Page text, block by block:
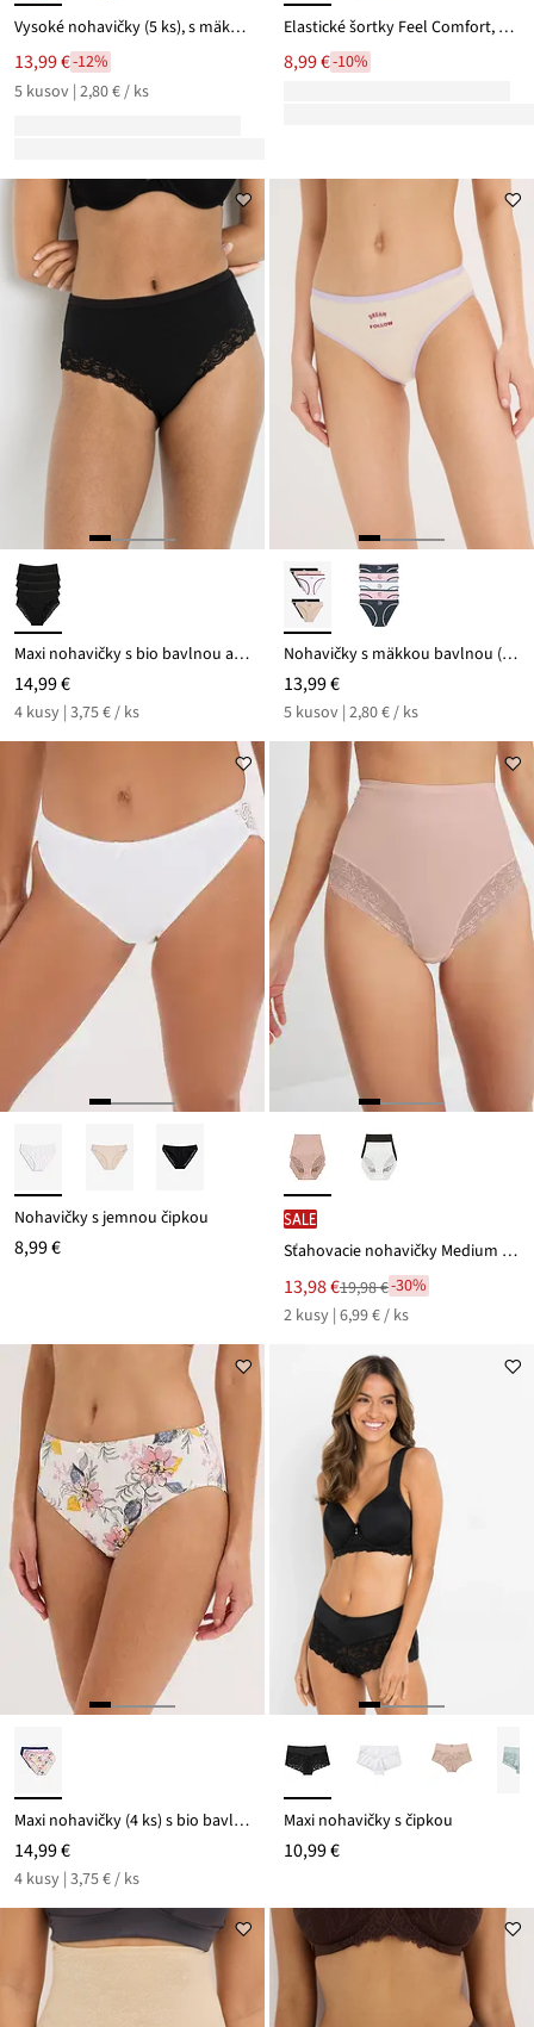
Vysoké nohavičky (5 ks), s mäkkou bavlnou
13,99 €-12%
5 kusov | 2,80 € / ks
Elastické šortky Feel Comfort, Lasercut
8,99 €-10%
Maxi nohavičky s bio bavlnou a čipkou (4 ks)
14,99 €
4 kusy | 3,75 € / ks
Nohavičky s mäkkou bavlnou (5 ks v balení)
13,99 €
5 kusov | 2,80 € / ks
Nohavičky s jemnou čipkou
8,99 €
SALE
Sťahovacie nohavičky Medium (2 ks), Lasercut
Nová
cena
je
13,98 €
Zľava
z
19,98 €-30%
2 kusy | 6,99 € / ks
Maxi nohavičky (4 ks) s bio bavlnou
14,99 €
4 kusy | 3,75 € / ks
Maxi nohavičky s čipkou
10,99 €